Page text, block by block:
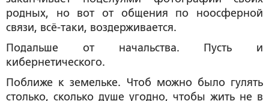
родных, но вот от общения по ноосферной
связи, всё-таки, воздерживается.
Подальше от начальства. Пусть и
кибернетического.
Поближе к земельке. Чтоб можно было гулять
столько, сколько душе угодно, чтобы жить не в